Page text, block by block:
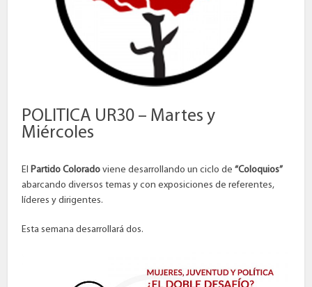
POLITICA UR30 – Martes y
Miércoles
ElPartido Colorado viene desarrollando un ciclo de“Coloquios”
abarcando diversos temas y con exposiciones de referentes,
líderes y dirigentes.
Esta semana desarrollará dos.